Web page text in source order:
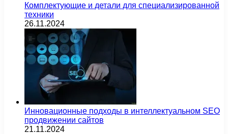
Комплектующие и детали для специализированной
техники
26.11.2024
Инновационные подходы в интеллектуальном SEO
продвижении сайтов
21.11.2024